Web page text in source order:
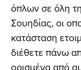
όπλων σε όλη
Σουηδίας, οι
κατάσταση
διέθετε πάνω
ορισμένα από